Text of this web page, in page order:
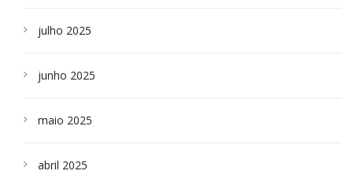
julho 2025
junho 2025
maio 2025
abril 2025